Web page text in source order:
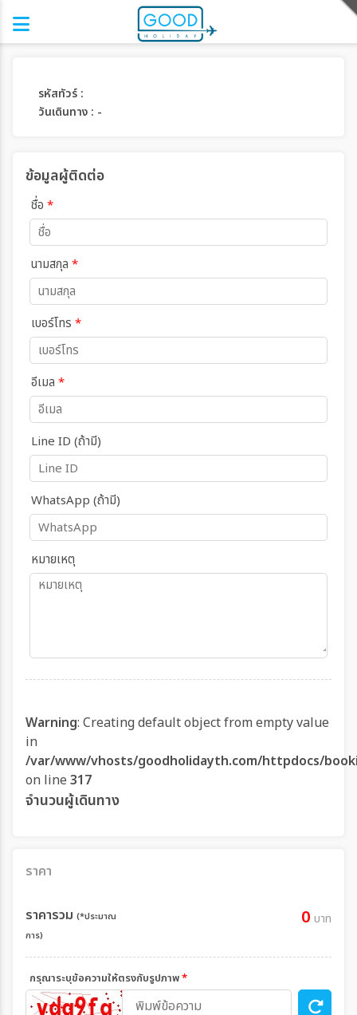
รหัสทัวร์ :
วันเดินทาง : -
ข้อมูลผู้ติดต่อ
ชื่อ *
นามสกุล *
เบอร์โทร *
อีเมล *
Line ID (ถ้ามี)
WhatsApp (ถ้ามี)
หมายเหตุ
Warning: Creating default object from empty value
in
/var/www/vhosts/goodholidayth.com/httpdocs/
on line 317
จำนวนผู้เดินทาง
ราคา
ราคารวม (*ประมาณ
การ)
0 บาท
กรุณาระบุข้อความให้ตรงกับรูปภาพ*